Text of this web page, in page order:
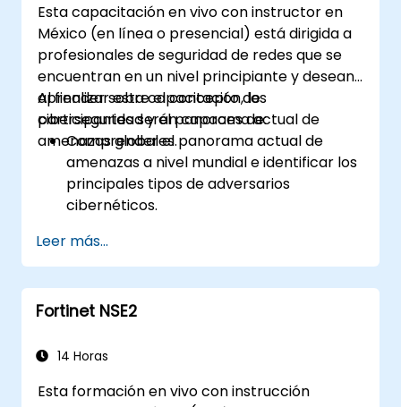
Esta capacitación en vivo con instructor en
México (en línea o presencial) está dirigida a
profesionales de seguridad de redes que se
encuentran en un nivel principiante y desean
aprender sobre el concepto de
ciberseguridad y el panorama actual de
amenazas globales.
Al finalizar esta capacitación, los
participantes serán capaces de:
Comprender el panorama actual de
amenazas a nivel mundial e identificar los
principales tipos de adversarios
cibernéticos.
malware y los mecanismos detrás de los
ciberataques.
Comprender los fundamentos de la
seguridad de las redes y la importancia
Conocer el Security Fabric de Fortinet y
ciberseguridad.
Leer más...
Fortinet NSE2
14 Horas
Esta formación en vivo con instrucción